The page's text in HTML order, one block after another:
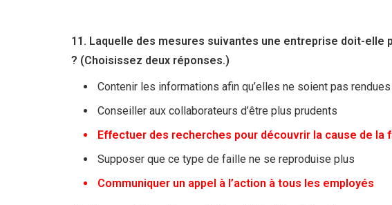
11. Laquelle des mesures suivantes une entreprise doit-elle
? (Choisissez deux réponses.)
Contenir les informations afin qu’elles ne soient pas
Conseiller aux collaborateurs d’être plus prudents
Effectuer des recherches pour découvrir la cause de la
Supposer que ce type de faille ne se reproduise plus
Communiquer un appel à l’action à tous les employés